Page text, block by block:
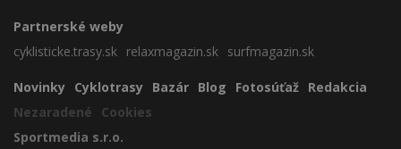
Partnerské weby
cyklisticke.trasy.sk relaxmagazin.sk surfmagazin.sk
Novinky Cyklotrasy Bazár Blog Fotosúťaž Redakcia
Nezaradené
Cookies
Sportmedia s.r.o.